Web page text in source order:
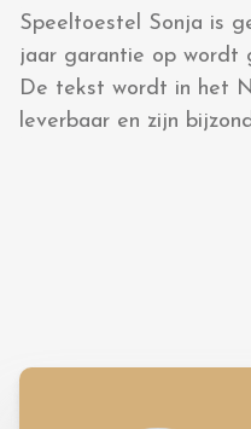
Speeltoestel Sonja is
jaar garantie op wordt
De tekst wordt in het
leverbaar en zijn